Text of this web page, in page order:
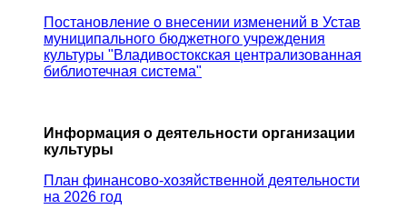
Постановление о внесении изменений в Устав
муниципального бюджетного учреждения
культуры "Владивостокская централизованная
библиотечная система"
Информация о деятельности организации
культуры
План финансово-хозяйственной деятельности
на 2026 год